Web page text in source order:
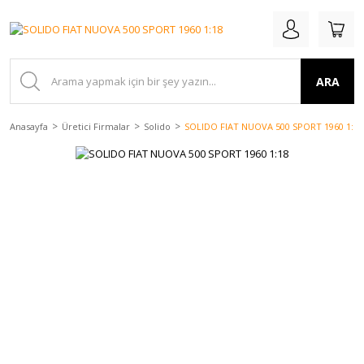
ARA
Anasayfa Üretici Firmalar Solido SOLIDO FIAT NUOVA 500 SPORT 1960 1:18